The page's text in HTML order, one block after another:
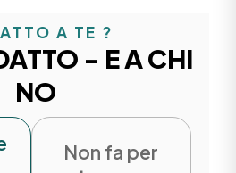
A TE ?
- E A CHI
NO
Non fa per